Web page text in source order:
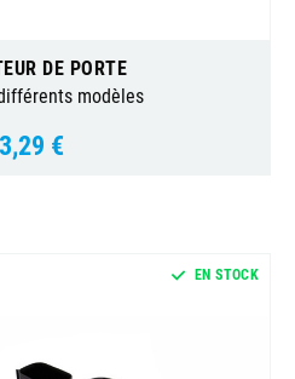
DE PORTE
modèles
€
EN STOCK